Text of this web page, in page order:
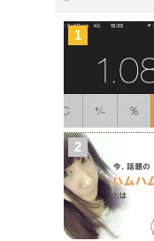
1
2